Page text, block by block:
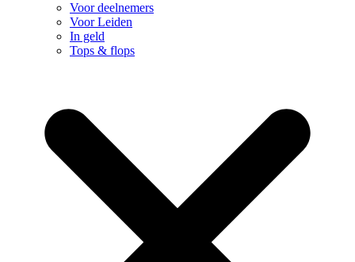
Voor deelnemers
Voor Leiden
In geld
Tops & flops